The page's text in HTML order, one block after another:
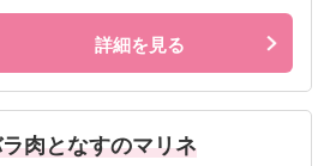
詳細を見る
肉となすのマリネ